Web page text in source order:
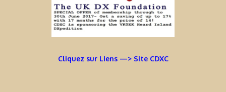
Cliquez sur Liens —> Site CDXC